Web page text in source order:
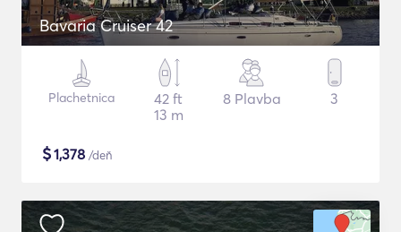
Bavaria Cruiser 42
Plachetnica
42 ft
13 m
8 Plavba 3
$1,378 /deň